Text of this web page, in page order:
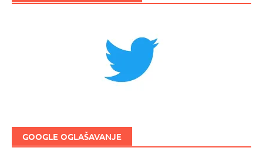
GOOGLE OGLAŠAVANJE